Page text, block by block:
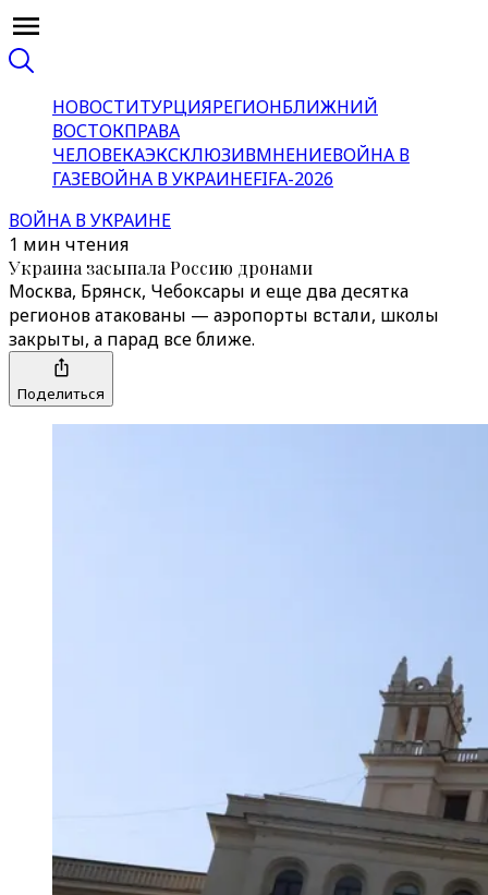
НОВОСТИТУРЦИЯРЕГИОНБЛИЖНИЙ
ВОСТОКПРАВА
ЧЕЛОВЕКАЭКСКЛЮЗИВМНЕНИЕВОЙНА В
ГАЗЕВОЙНА В УКРАИНЕFIFA-2026
ВОЙНА В УКРАИНЕ
1 мин чтения
Украина засыпала Россию дронами
Москва, Брянск, Чебоксары и еще два десятка
регионов атакованы — аэропорты встали, школы
закрыты, а парад все ближе.
Поделиться